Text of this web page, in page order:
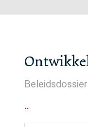
Beleidsdossier
..